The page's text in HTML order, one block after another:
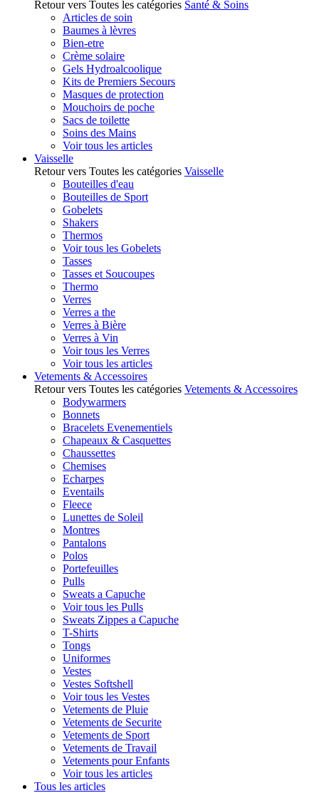
Retour vers Toutes les catégories Santé & Soins
Articles de soin
Baumes à lèvres
Bien-etre
Crème solaire
Gels Hydroalcoolique
Kits de Premiers Secours
Masques de protection
Mouchoirs de poche
Sacs de toilette
Soins des Mains
Voir tous les articles
Vaisselle
Retour vers Toutes les catégories Vaisselle
Bouteilles d'eau
Bouteilles de Sport
Gobelets
Shakers
Thermos
Voir tous les Gobelets
Tasses
Tasses et Soucoupes
Thermo
Verres
Verres a the
Verres à Bière
Verres à Vin
Voir tous les Verres
Voir tous les articles
Vetements & Accessoires
Retour vers Toutes les catégories Vetements & Accessoires
Bodywarmers
Bonnets
Bracelets Evenementiels
Chapeaux & Casquettes
Chaussettes
Chemises
Echarpes
Eventails
Fleece
Lunettes de Soleil
Montres
Pantalons
Polos
Portefeuilles
Pulls
Sweats a Capuche
Voir tous les Pulls
Sweats Zippes a Capuche
T-Shirts
Tongs
Uniformes
Vestes
Vestes Softshell
Voir tous les Vestes
Vetements de Pluie
Vetements de Securite
Vetements de Sport
Vetements de Travail
Vetements pour Enfants
Voir tous les articles
Tous les articles